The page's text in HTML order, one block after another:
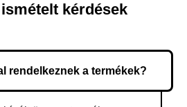
kérdések
rendelkeznek a termékek?